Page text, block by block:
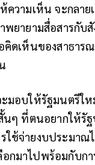
วามเห็น จะกลา
พยายามสื่อสารกั
คิดเห็นของสาธา
มอบให้รัฐมนตรีใ
นๆ ที่ตนอยากให้
ใช้จ่ายงบประมา
กมาไปพร้อมกับก